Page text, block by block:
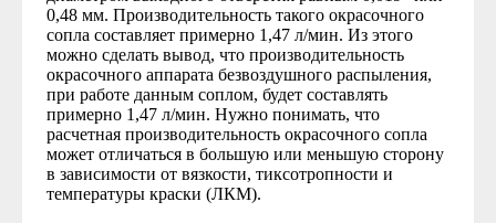
0,48 мм. Производительность такого окрасочного
сопла составляет примерно 1,47 л/мин. Из этого
можно сделать вывод, что производительность
окрасочного аппарата безвоздушного распыления,
при работе данным соплом, будет составлять
примерно 1,47 л/мин. Нужно понимать, что
расчетная производительность окрасочного сопла
может отличаться в большую или меньшую сторону
в зависимости от вязкости, тиксотропности и
температуры краски (ЛКМ).